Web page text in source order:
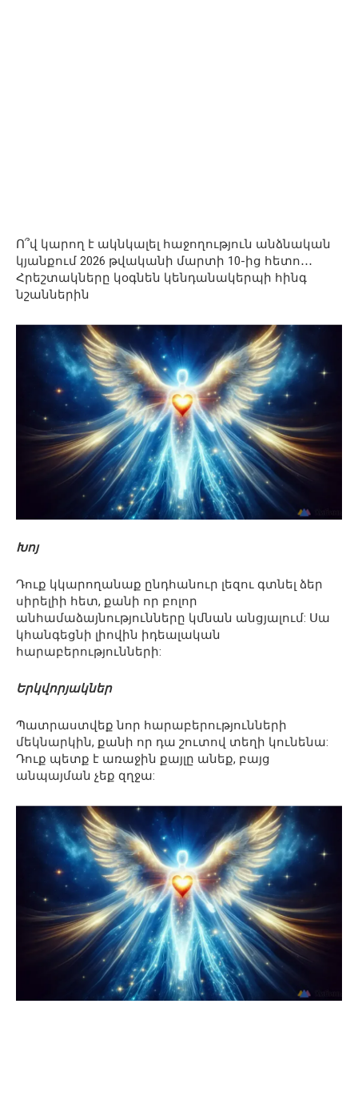
Ո՞վ կարող է ակնկալել հաջողություն անձնական
կյանքում 2026 թվականի մարտի 10-ից հետո․․․
Հրեշտակները կօգնեն կենդանակերպի հինգ
նշաններին
Խոյ
Դուք կկարողանաք ընդհանուր լեզու գտնել ձեր
սիրելիի հետ, քանի որ բոլոր
անհամաձայնությունները կմնան անցյալում: Սա
կհանգեցնի լիովին իդեալական
հարաբերությունների:
Երկվորյակներ
Պատրաստվեք նոր հարաբերությունների
մեկնարկին, քանի որ դա շուտով տեղի կունենա:
Դուք պետք է առաջին քայլը անեք, բայց
անպայման չեք զղջա: